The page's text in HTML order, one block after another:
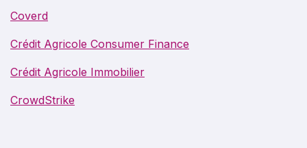
Coverd
Crédit Agricole Consumer Finance
Crédit Agricole Immobilier
CrowdStrike